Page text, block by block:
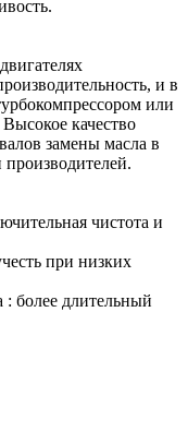
и в
или
качество
замены масла в
чистота и
при низких
: более длительный